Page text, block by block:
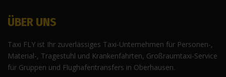
ÜBER UNS
Taxi FLY ist Ihr zuverlässiges Taxi-Unternehmen für Personen-,
Material-, Tragestuhl und Krankenfahrten, Großraumtaxi-Service
für Gruppen und Flughafentransfers in Oberhausen.